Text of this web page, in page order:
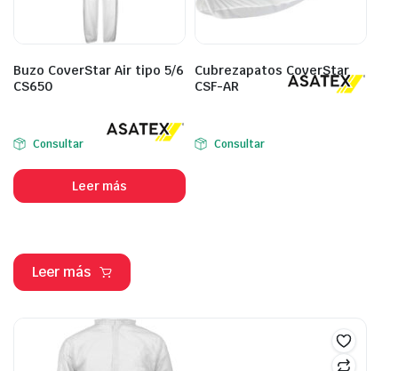
Buzo CoverStar Air tipo 5/6
CS650
Consultar
Leer más
Leer más
Cubrezapatos CoverStar
CSF-AR
Consultar